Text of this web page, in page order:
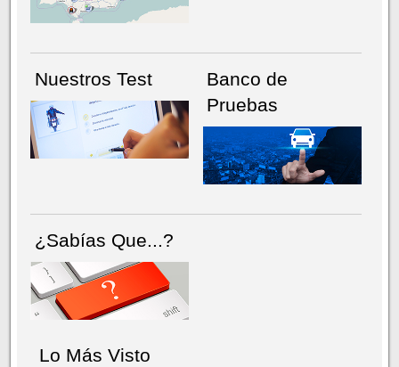
Nuestros Test
Banco de
Pruebas
¿Sabías Que...?
Lo Más Visto